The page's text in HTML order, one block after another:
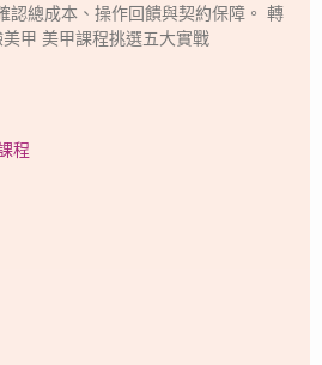
認總成本、操作回饋與契約保障。 轉
甲 美甲課程挑選五大實戰